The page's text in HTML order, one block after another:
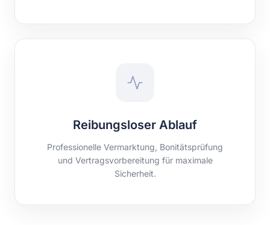
Reibungsloser Ablauf
Professionelle Vermarktung, Bonitätsprüfung
und Vertragsvorbereitung für maximale
Sicherheit.